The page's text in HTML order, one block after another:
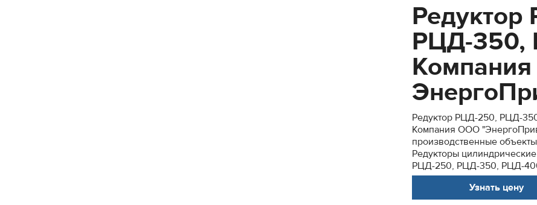
РЦД-350,
Редуктор РЦД-250, РЦД-
Компания ООО
производственные
Редукторы
РЦД-250, РЦД-350, РЦД-
Узнать цену